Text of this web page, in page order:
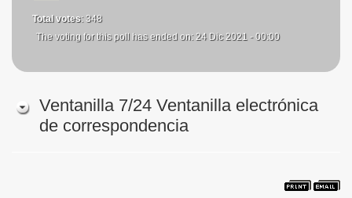
Total votes: 348
The voting for this poll has ended on: 24 Dic 2021 - 00:00
Ventanilla 7/24 Ventanilla electrónica
de correspondencia